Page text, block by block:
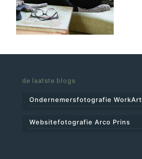
de laatste blogs
Ondernemersfotografie WorkArt
Websitefotografie Arco Prins